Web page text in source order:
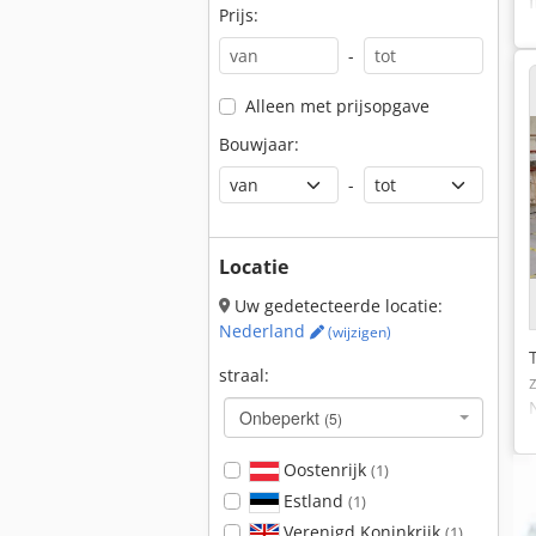
Prijs:
-
Alleen met prijsopgave
Bouwjaar:
-
Locatie
Uw gedetecteerde locatie:
Nederland
(wijzigen)
straal:
Onbeperkt (5)
Oostenrijk (1)
Estland (1)